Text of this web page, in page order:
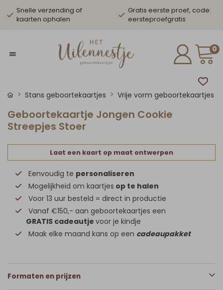
Snelle verzending of
kaarten ophalen
Gratis eerste proef, code:
eersteproefgratis
0
Stans geboortekaartjes Vrije vorm geboortekaartjes
Geboortekaartje Jongen Cookie
Streepjes Stoer
Laat een kaart op maat ontwerpen
Eenvoudig te personaliseren
Mogelijkheid om kaartjes op te halen
Voor 13 uur besteld = direct in productie
Vanaf €150,- aan geboortekaartjes een
GRATIS cadeautje voor je kindje
Maak elke maand kans op een cadeaupakket
Formaten en prijzen